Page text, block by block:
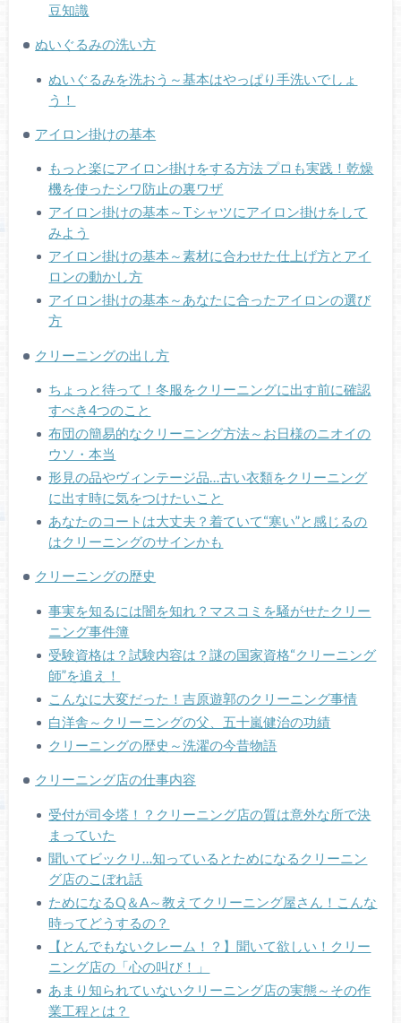
豆知識
ぬいぐるみの洗い方
ぬいぐるみを洗おう～基本はやっぱり手洗いでしょ
う！
アイロン掛けの基本
もっと楽にアイロン掛けをする方法 プロも実践！乾燥
機を使ったシワ防止の裏ワザ
アイロン掛けの基本～Tシャツにアイロン掛けをして
みよう
アイロン掛けの基本～素材に合わせた仕上げ方とアイ
ロンの動かし方
アイロン掛けの基本～あなたに合ったアイロンの選び
方
クリーニングの出し方
ちょっと待って！冬服をクリーニングに出す前に確認
すべき4つのこと
布団の簡易的なクリーニング方法～お日様のニオイの
ウソ・本当
形見の品やヴィンテージ品…古い衣類をクリーニング
に出す時に気をつけたいこと
あなたのコートは大丈夫？着ていて“寒い”と感じるの
はクリーニングのサインかも
クリーニングの歴史
事実を知るには闇を知れ？マスコミを騒がせたクリー
ニング事件簿
受験資格は？試験内容は？謎の国家資格“クリーニング
師”を追え！
こんなに大変だった！吉原遊郭のクリーニング事情
白洋舎～クリーニングの父、五十嵐健治の功績
クリーニングの歴史～洗濯の今昔物語
クリーニング店の仕事内容
受付が司令塔！？クリーニング店の質は意外な所で決
まっていた
聞いてビックリ…知っているとためになるクリーニン
グ店のこぼれ話
ためになるQ＆A～教えてクリーニング屋さん！こんな
時ってどうするの？
【とんでもないクレーム！？】聞いて欲しい！クリー
ニング店の「心の叫び！」
あまり知られていないクリーニング店の実態～その作
業工程とは？